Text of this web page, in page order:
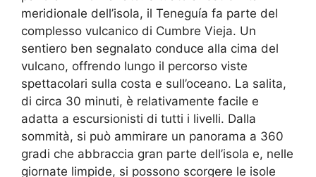
meridionale dell’isola, il Teneguía fa parte del
complesso vulcanico di Cumbre Vieja. Un
sentiero ben segnalato conduce alla cima del
vulcano, offrendo lungo il percorso viste
spettacolari sulla costa e sull’oceano. La salita,
di circa 30 minuti, è relativamente facile e
adatta a escursionisti di tutti i livelli. Dalla
sommità, si può ammirare un panorama a 360
gradi che abbraccia gran parte dell’isola e, nelle
giornate limpide, si possono scorgere le isole